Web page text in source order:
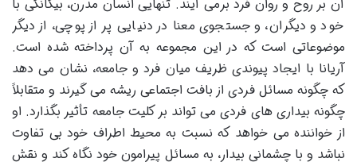
آن بر روح و روان فرد برمی آیند. تنهایی انسان مدرن، بیگانگی با
خود و دیگران، و جستجوی معنا در دنیایی پر از پوچی، از دیگر
موضوعاتی است که در این مجموعه به آن پرداخته شده است.
آریانا با ایجاد پیوندی ظریف میان فرد و جامعه، نشان می دهد
که چگونه مسائل فردی از بافت اجتماعی ریشه می گیرند و متقابلاً
چگونه بیداری های فردی می تواند بر کلیت جامعه تأثیر بگذارد. او
از خواننده می خواهد که نسبت به محیط اطراف خود بی تفاوت
نباشد و با چشمانی بیدار، به مسائل پیرامون خود نگاه کند و نقش